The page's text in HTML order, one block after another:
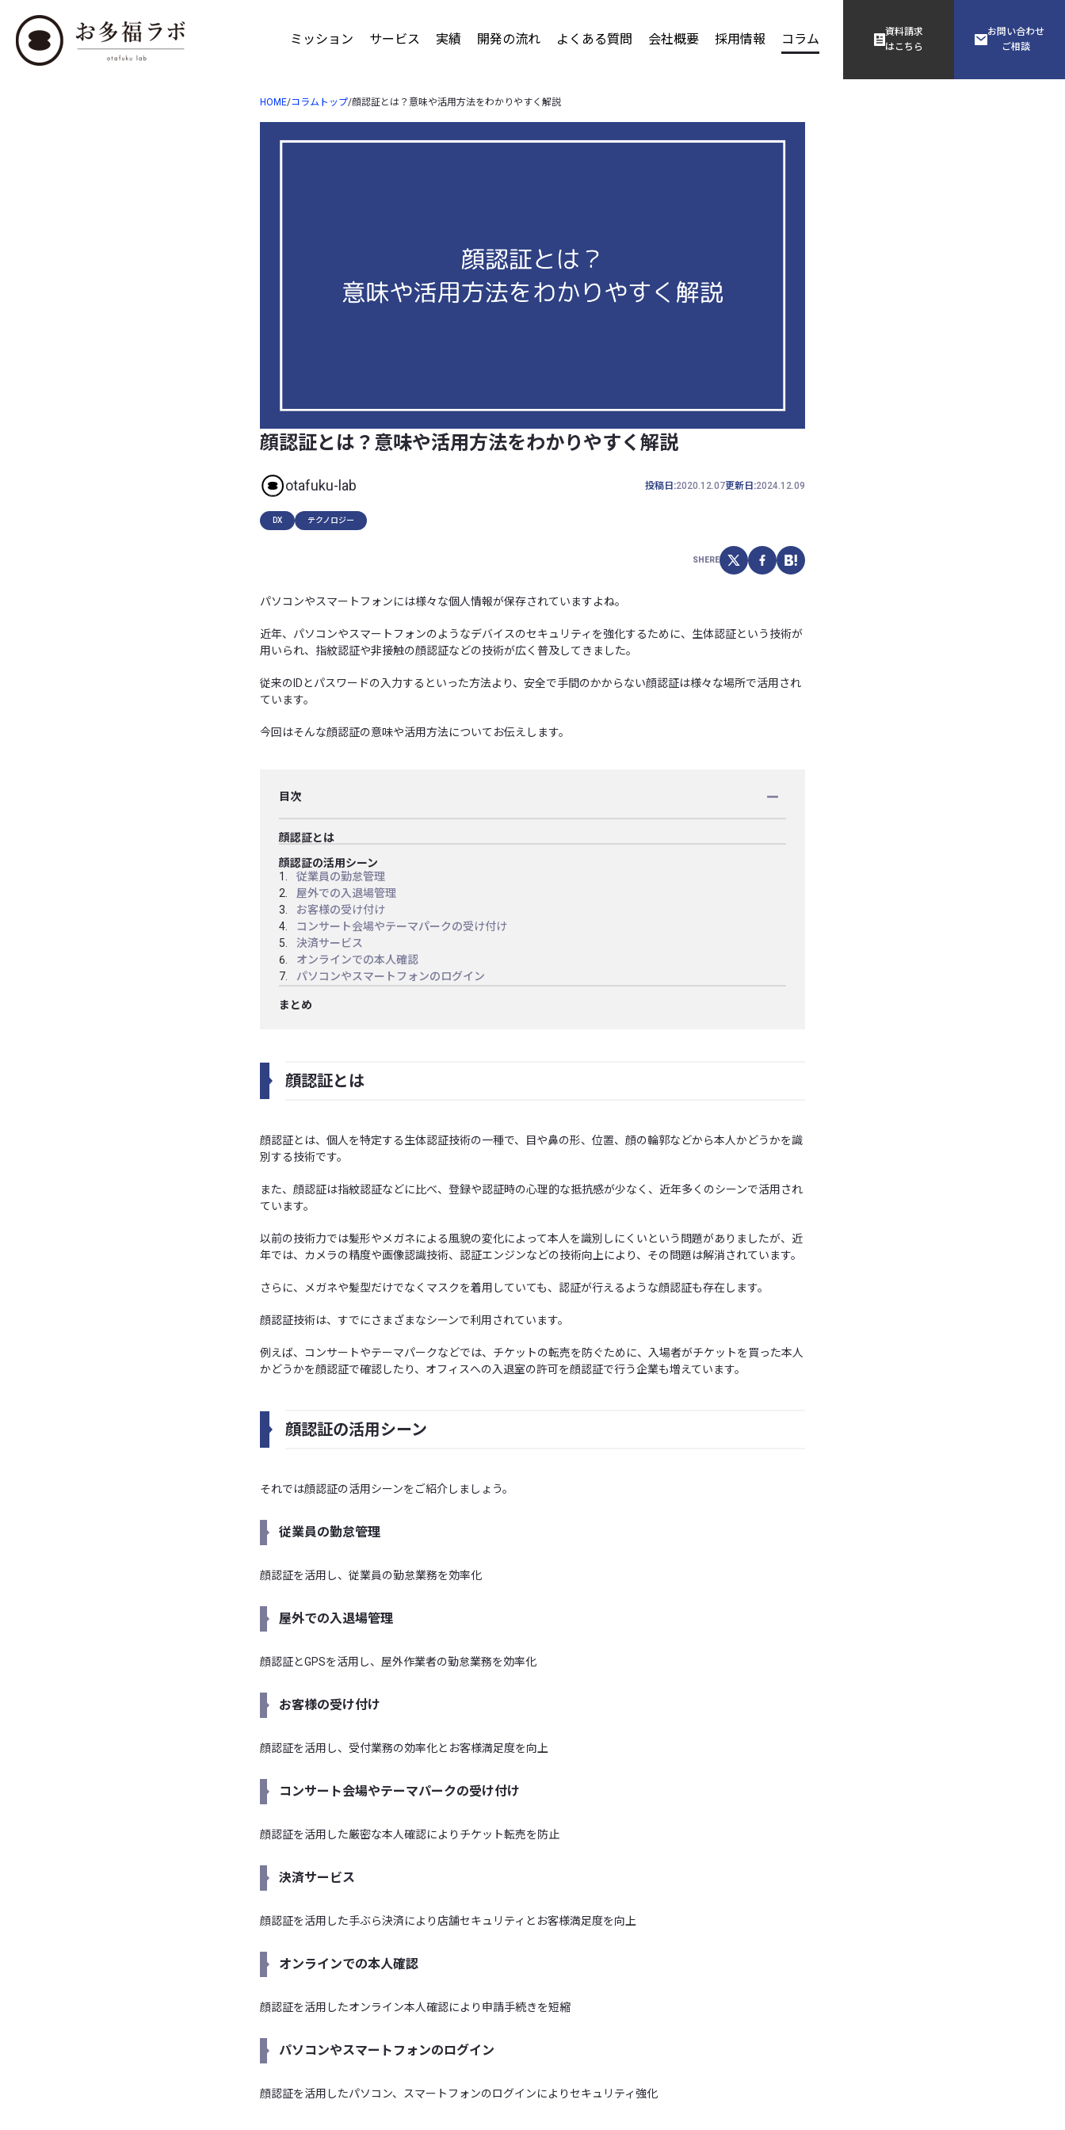
ミッション サービス 実績 開発の流れ よくある質問 会社概要 採用情報 コラム
資料請求
はこちら
お問い合わせ
ご相談
HOME/コラムトップ/顔認証とは？意味や活用方法をわかりやすく解説
顔認証とは？意味や活用方法をわかりやすく解説
otafuku-lab 投稿日:2020.12.07更新日:2024.12.09
DX テクノロジー
SHERE
パソコンやスマートフォンには様々な個人情報が保存されていますよね。
近年、パソコンやスマートフォンのようなデバイスのセキュリティを強化するために、生体認証という技術が
用いられ、指紋認証や非接触の顔認証などの技術が広く普及してきました。
従来のIDとパスワードの入力するといった方法より、安全で手間のかからない顔認証は様々な場所で活用され
ています。
今回はそんな顔認証の意味や活用方法についてお伝えします。
目次
顔認証とは
顔認証の活用シーン
従業員の勤怠管理
屋外での入退場管理
お客様の受け付け
コンサート会場やテーマパークの受け付け
決済サービス
オンラインでの本人確認
パソコンやスマートフォンのログイン
まとめ
顔認証とは
顔認証とは、個人を特定する生体認証技術の一種で、目や鼻の形、位置、顔の輪郭などから本人かどうかを識
別する技術です。
また、顔認証は指紋認証などに比べ、登録や認証時の心理的な抵抗感が少なく、近年多くのシーンで活用され
ています。
以前の技術力では髪形やメガネによる風貌の変化によって本人を識別しにくいという問題がありましたが、近
年では、カメラの精度や画像認識技術、認証エンジンなどの技術向上により、その問題は解消されています。
さらに、メガネや髪型だけでなくマスクを着用していても、認証が行えるような顔認証も存在します。
顔認証技術は、すでにさまざまなシーンで利用されています。
例えば、コンサートやテーマパークなどでは、チケットの転売を防ぐために、入場者がチケットを買った本人
かどうかを顔認証で確認したり、オフィスへの入退室の許可を顔認証で行う企業も増えています。
顔認証の活用シーン
それでは顔認証の活用シーンをご紹介しましょう。
従業員の勤怠管理
顔認証を活用し、従業員の勤怠業務を効率化
屋外での入退場管理
顔認証とGPSを活用し、屋外作業者の勤怠業務を効率化
お客様の受け付け
顔認証を活用し、受付業務の効率化とお客様満足度を向上
コンサート会場やテーマパークの受け付け
顔認証を活用した厳密な本人確認によりチケット転売を防止
決済サービス
顔認証を活用した手ぶら決済により店舗セキュリティとお客様満足度を向上
オンラインでの本人確認
顔認証を活用したオンライン本人確認により申請手続きを短縮
パソコンやスマートフォンのログイン
顔認証を活用したパソコン、スマートフォンのログインによりセキュリティ強化